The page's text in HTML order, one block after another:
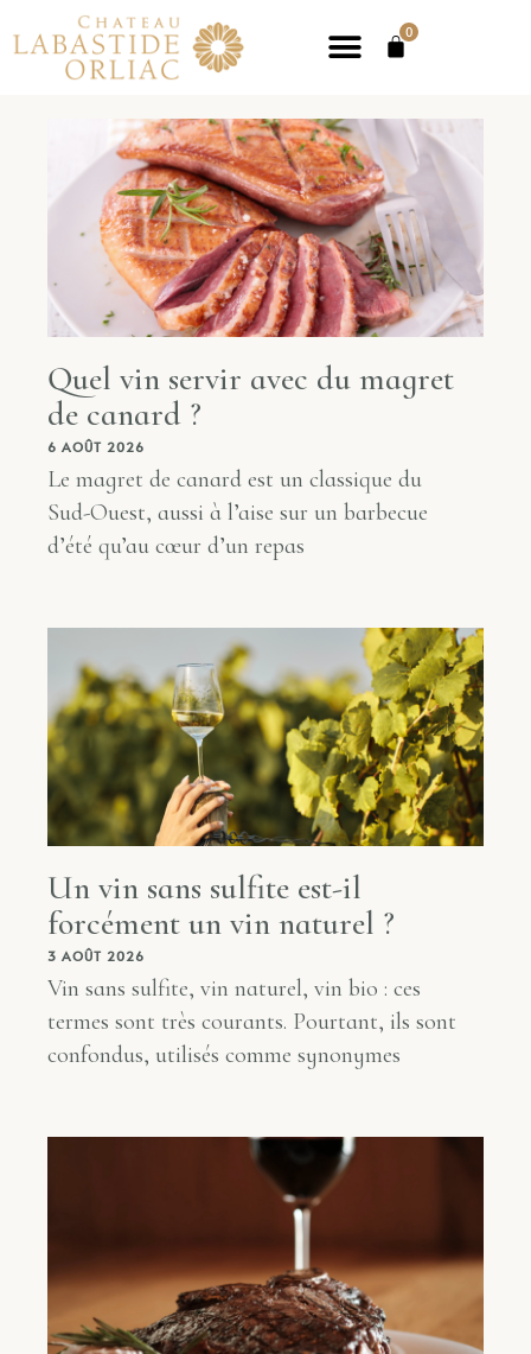
0
Quel vin servir avec du magret
de canard ?
6 AOÛT 2026
Le magret de canard est un classique du
Sud-Ouest, aussi à l’aise sur un barbecue
d’été qu’au cœur d’un repas
Un vin sans sulfite est-il
forcément un vin naturel ?
3 AOÛT 2026
Vin sans sulfite, vin naturel, vin bio : ces
termes sont très courants. Pourtant, ils sont
confondus, utilisés comme synonymes